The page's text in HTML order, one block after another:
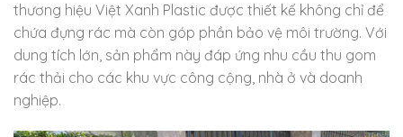
thương hiệu Việt Xanh Plastic được thiết kế không chỉ để
chứa đựng rác mà còn góp phần bảo vệ môi trường. Với
dung tích lớn, sản phẩm này đáp ứng nhu cầu thu gom
rác thải cho các khu vực công cộng, nhà ở và doanh
nghiệp.